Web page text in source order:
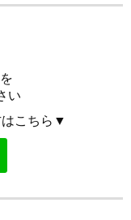
を
い
こちら▼